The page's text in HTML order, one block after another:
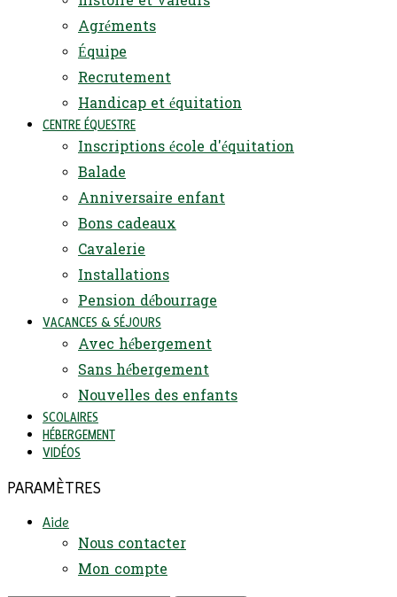
Agréments
Équipe
Recrutement
Handicap et équitation
CENTRE ÉQUESTRE
Inscriptions école d'équitation
Balade
Anniversaire enfant
Bons cadeaux
Cavalerie
Installations
Pension débourrage
VACANCES & SÉJOURS
Avec hébergement
Sans hébergement
Nouvelles des enfants
SCOLAIRES
HÉBERGEMENT
VIDÉOS
PARAMÈTRES
Aide
Nous contacter
Mon compte